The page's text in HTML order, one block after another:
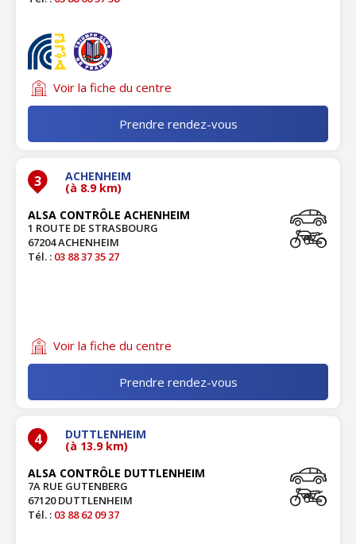
Voir la fiche du centre
Prendre rendez-vous
3 ACHENHEIM
(à 8.9 km)
ALSA CONTRÔLE ACHENHEIM
1 ROUTE DE STRASBOURG
67204 ACHENHEIM
Tél. : 03 88 37 35 27
Voir la fiche du centre
Prendre rendez-vous
4 DUTTLENHEIM
(à 13.9 km)
ALSA CONTRÔLE DUTTLENHEIM
7A RUE GUTENBERG
67120 DUTTLENHEIM
Tél. : 03 88 62 09 37